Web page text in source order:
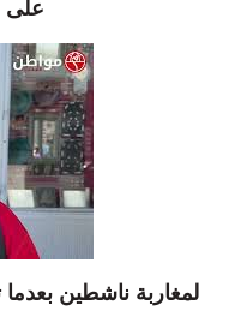
على
لمغاربة ناشطين بعدما